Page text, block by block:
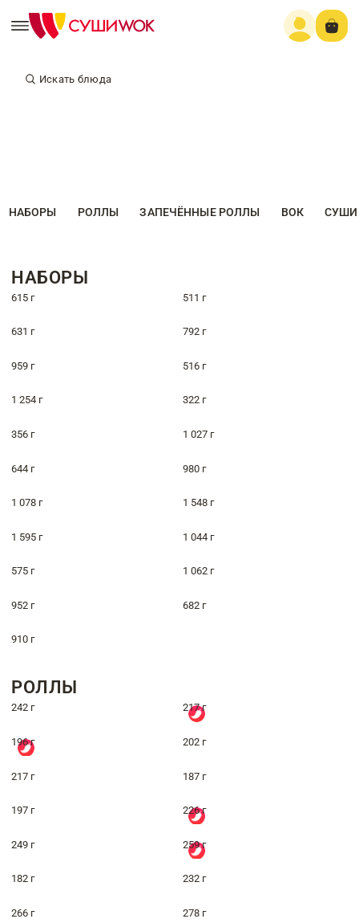
Искать блюда
НАБОРЫ РОЛЛЫ ЗАПЕЧЁННЫЕ РОЛЛЫ ВОК СУШИ
НАБОРЫ
615 г 511 г
631 г 792 г
959 г 516 г
1 254 г 322 г
356 г 1 027 г
644 г 980 г
1 078 г 1 548 г
1 595 г 1 044 г
575 г 1 062 г
952 г 682 г
910 г
РОЛЛЫ
242 г 217 г
196 г 202 г
217 г 187 г
197 г 226 г
249 г 259 г
182 г 232 г
266 г 278 г